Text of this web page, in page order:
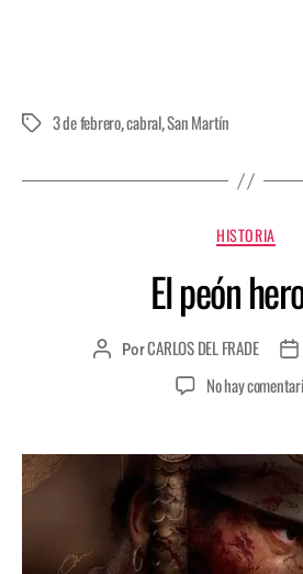
3 de febrero,cabral,San Martín
HISTORIA
El peón
PorCARLOS DEL FRADE
No hay